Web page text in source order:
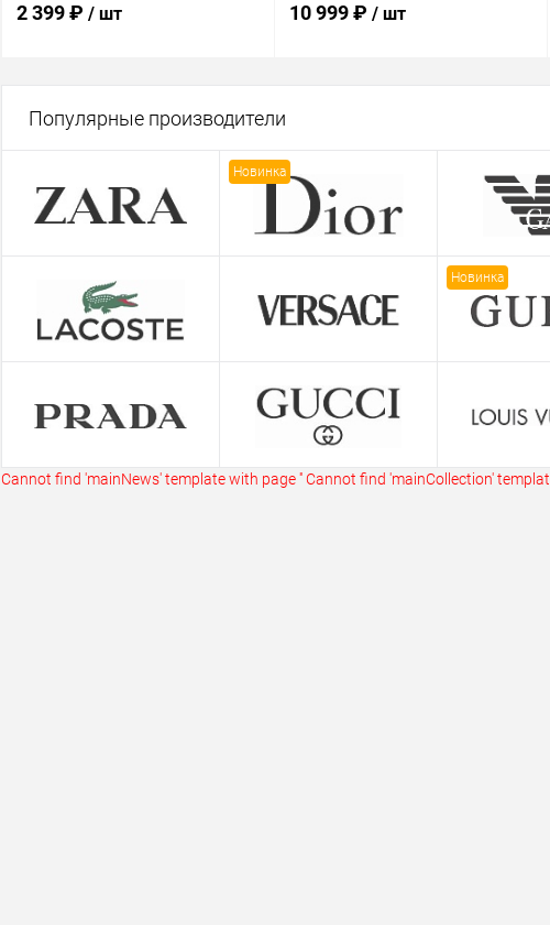
2 399 ₽ / шт
Сравнение
В избранное
10 999 ₽ / шт
В избранное В наличии
Популярные производители
Новинка
Новинка
Cannot find 'mainNews' template with page ''Cannot find 'mainCollection'